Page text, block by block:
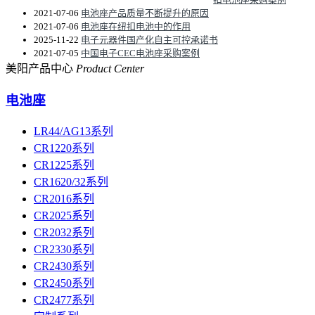
2021-07-06 电池座产品质量不断提升的原因
2021-07-06 电池座在纽扣电池中的作用
2025-11-22 电子元器件国产化自主可控承诺书
2021-07-05 中国电子CEC电池座采购案例
美阳产品中心 Product Center
电池座
LR44/AG13系列
CR1220系列
CR1225系列
CR1620/32系列
CR2016系列
CR2025系列
CR2032系列
CR2330系列
CR2430系列
CR2450系列
CR2477系列